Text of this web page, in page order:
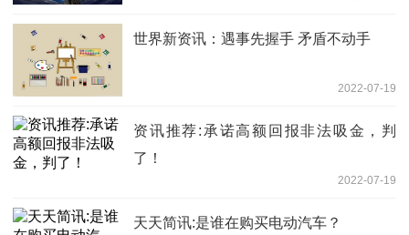
世界新资讯：遇事先握手 矛盾不动手
2022-07-19
资讯推荐:承诺高额回报非法吸金，判
了！
2022-07-19
天天简讯:是谁在购买电动汽车？